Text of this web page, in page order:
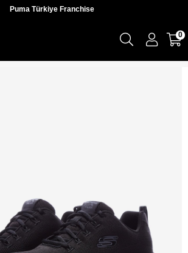
Puma Türkiye Franchise
0